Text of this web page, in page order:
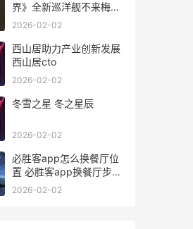
界》全新巡洋舰不来梅现
已登场 极致输出的代表人
2026-02-02
西山居助力产业创新发展
西山居cto
2026-02-02
冬雪之星 冬之星辰
2026-02-02
必胜客app怎么换餐厅位
置 必胜客app换餐厅步骤
一览 必胜客app怎么换账
2026-02-02